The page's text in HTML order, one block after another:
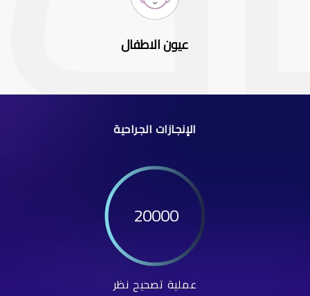
عيون الاطفال
الإنجازات الجراحية
20000
عملية تصحيح نظر